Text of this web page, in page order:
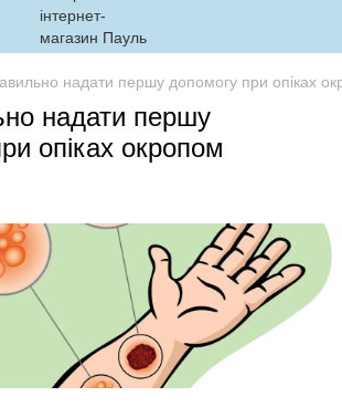
надати першу допомогу при опіках
надати першу
опіках окропом